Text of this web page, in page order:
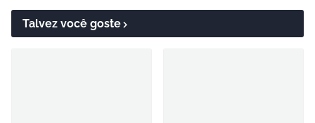
Talvez você goste